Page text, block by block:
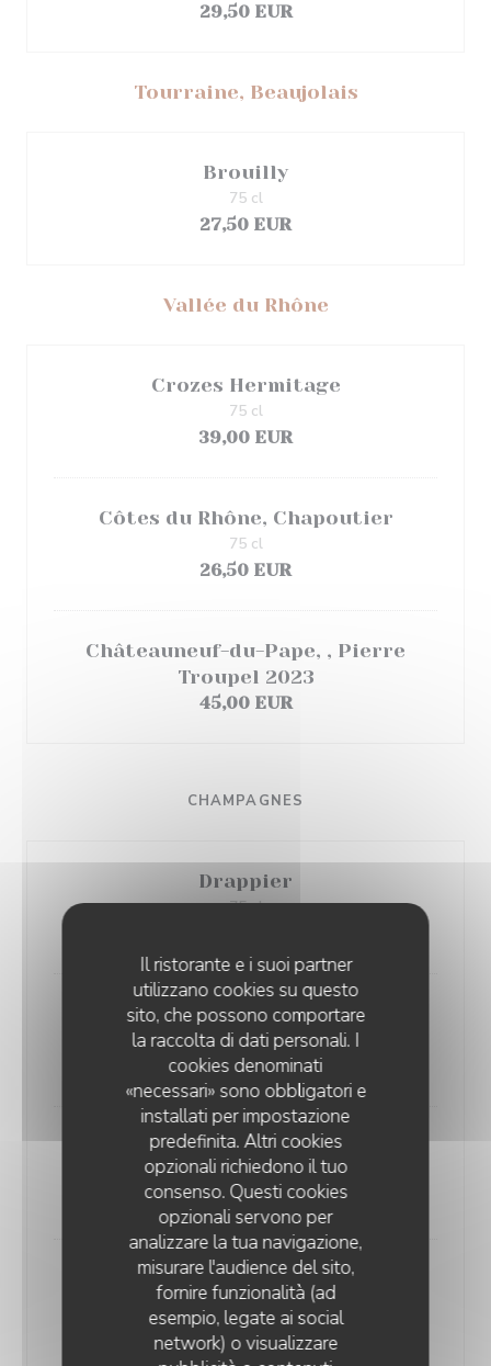
Il ristorante e i suoi partner
utilizzano cookies su questo
sito, che possono comportare
la raccolta di dati personali. I
cookies denominati
«necessari» sono obbligatori e
installati per impostazione
predefinita. Altri cookies
opzionali richiedono il tuo
consenso. Questi cookies
opzionali servono per
analizzare la tua navigazione,
misurare l'audience del sito,
fornire funzionalità (ad
esempio, legate ai social
network) o visualizzare
29,50 EUR
Tourraine, Beaujolais
Brouilly
27,50 EUR
75 cl
Vallée du Rhône
Crozes Hermitage
39,00 EUR
75 cl
Côtes du Rhône, Chapoutier
26,50 EUR
75 cl
Châteauneuf-du-Pape, , Pierre
Troupel 2023
45,00 EUR
CHAMPAGNES
Drappier
75 cl
Ruinart
79,00 EUR
75 cl
Ruinart Blanc de Blancs
120,00 EUR
75 cl
Ruinart
48,00 EUR
37,5 cl